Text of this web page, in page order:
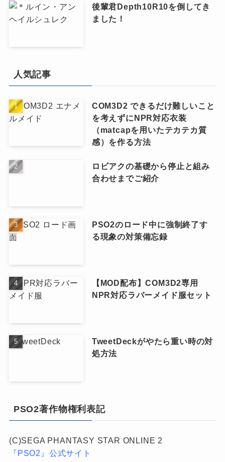
後輩君Depth10R10を倒してき
ました！
人気記事
COM3D2 できるだけ難しいこと
を考えずにNPR対応衣装
（matcapを用いたテカテカ質
感）を作る方法
ロビアクの基礎から停止と組み
合わせまでご紹介
PSO2のロード中に強制終了す
る現象の対策備忘録
【MOD配布】COM3D2専用
NPR対応ラバーメイド服セット
TweetDeckがやたら重い時の対
処方法
PSO2著作物権利表記
(C)SEGA PHANTASY STAR ONLINE 2
『PSO2』公式サイト